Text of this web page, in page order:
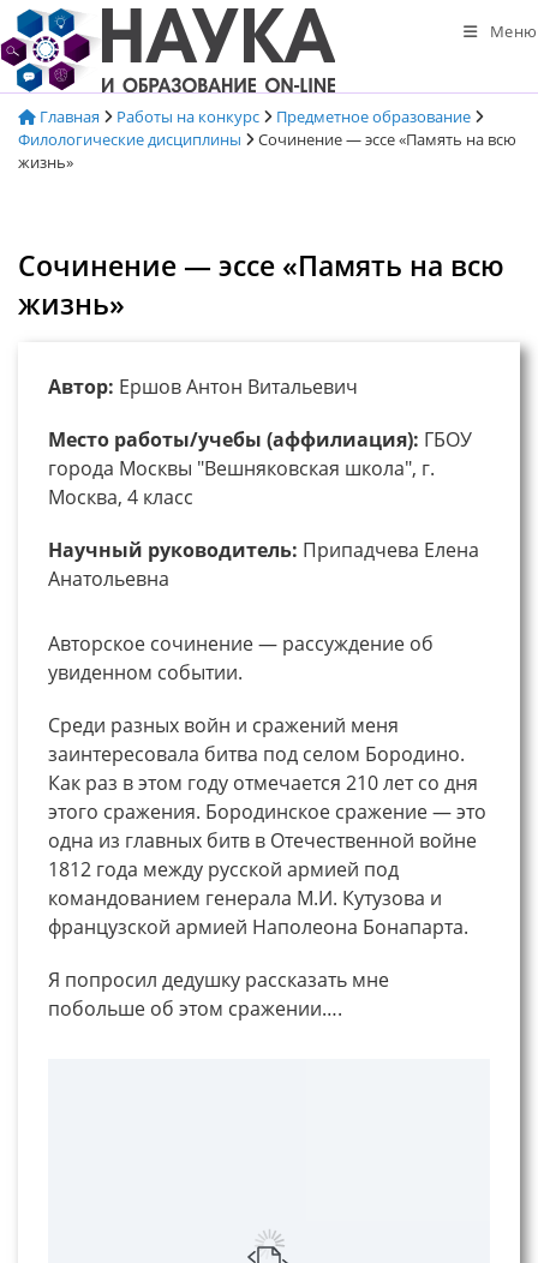
Перейти
к
содержимому
Меню
Главная Работы на конкурс
Предметное образование
Филологические дисциплины
Сочинение — эссе «Память на всю
жизнь»
Сочинение — эссе «Память на всю
жизнь»
Автор: Ершов Антон Витальевич
Место работы/учебы (аффилиация): ГБОУ
города Москвы "Вешняковская школа", г.
Москва, 4 класс
Научный руководитель: Припадчева Елена
Анатольевна
Авторское сочинение — рассуждение об
увиденном событии.
Среди разных войн и сражений меня
заинтересовала битва под селом Бородино.
Как раз в этом году отмечается 210 лет со дня
этого сражения. Бородинское сражение — это
одна из главных битв в Отечественной войне
1812 года между русской армией под
командованием генерала М.И. Кутузова и
французской армией Наполеона Бонапарта.
Я попросил дедушку рассказать мне
побольше об этом сражении….